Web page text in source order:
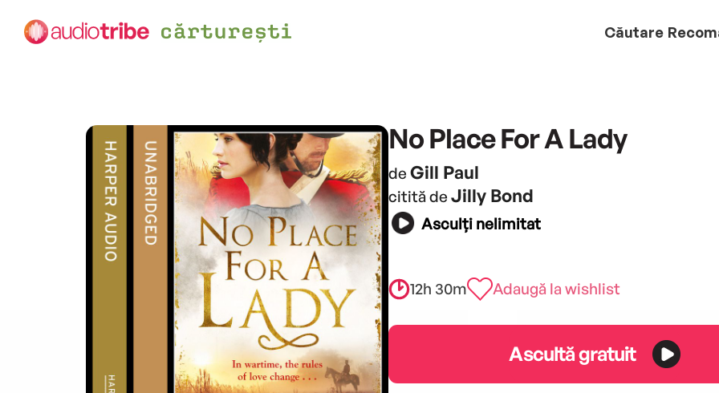
Căutare
No Place For A Lady
de Gill Paul
citită de Jilly Bond
Asculți nelimitat
12h 30m Adaugă la wishlist
Ascultă gratuit